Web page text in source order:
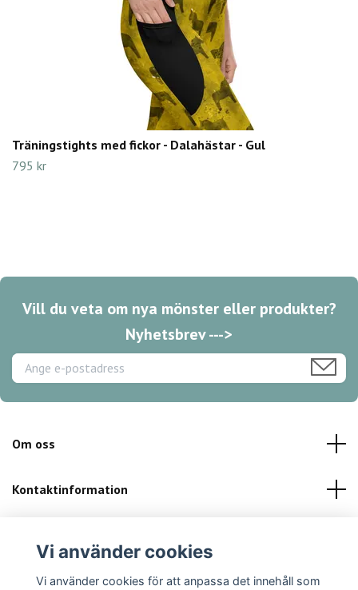
Träningstights med fickor - Dalahästar - Gul
795 kr
Vill du veta om nya mönster eller produkter?
Nyhetsbrev --->
Om oss
Kontaktinformation
Sociala medier
Vi använder cookies
Vi använder cookies för att anpassa det innehåll som